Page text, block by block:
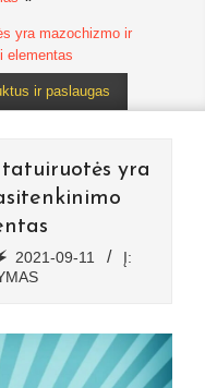
yra mazochizmo ir
elementas
ir paslaugas
yra
2021-09-11
Į: